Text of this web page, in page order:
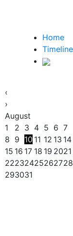
Home
Timeline
‹
›
August
1
2 3 4 5 6 7
8 9 10 11 12 13 14
15 16 17 18 19 2021
22232425262728
293031